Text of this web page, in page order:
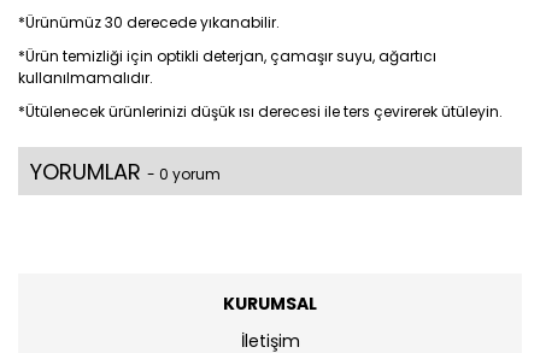
*Ürünümüz 30 derecede yıkanabilir.
*Ürün temizliği için optikli deterjan, çamaşır suyu, ağartıcı
kullanılmamalıdır.
*Ütülenecek ürünlerinizi düşük ısı derecesi ile ters çevirerek ütüleyin.
YORUMLAR - 0 yorum
KURUMSAL
İletişim